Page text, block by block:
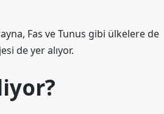
Fas ve Tunus gibi ülkelere de
de yer alıyor.